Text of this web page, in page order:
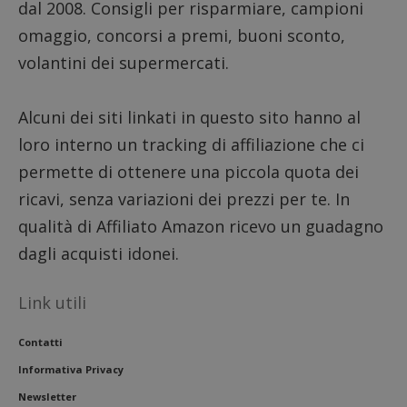
dal 2008. Consigli per risparmiare, campioni
omaggio, concorsi a premi, buoni sconto,
volantini dei supermercati.
Alcuni dei siti linkati in questo sito hanno al
loro interno un tracking di affiliazione che ci
permette di ottenere una piccola quota dei
ricavi, senza variazioni dei prezzi per te. In
qualità di Affiliato Amazon ricevo un guadagno
dagli acquisti idonei.
Link utili
Contatti
Informativa Privacy
Newsletter
CookieScriptConsent
Google Privacy Policy